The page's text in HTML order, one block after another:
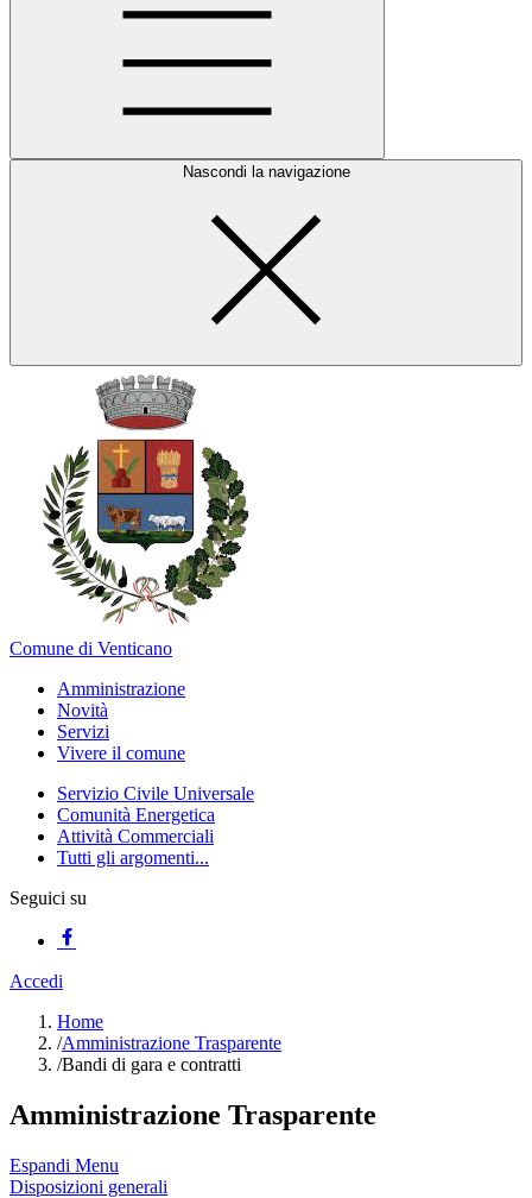
Nascondi la navigazione
Comune di Venticano
Amministrazione
Novità
Servizi
Vivere il comune
Servizio Civile Universale
Comunità Energetica
Attività Commerciali
Tutti gli argomenti...
Seguici su
Accedi
Home
/Amministrazione Trasparente
/Bandi di gara e contratti
Amministrazione Trasparente
Espandi Menu
Disposizioni generali